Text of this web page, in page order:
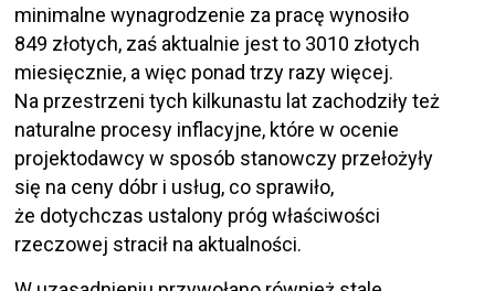
minimalne wynagrodzenie za pracę wynosiło
849 złotych, zaś aktualnie jest to 3010 złotych
miesięcznie, a więc ponad trzy razy więcej.
Na przestrzeni tych kilkunastu lat zachodziły też
naturalne procesy inflacyjne, które w ocenie
projektodawcy w sposób stanowczy przełożyły
się na ceny dóbr i usług, co sprawiło,
że dotychczas ustalony próg właściwości
rzeczowej stracił na aktualności.